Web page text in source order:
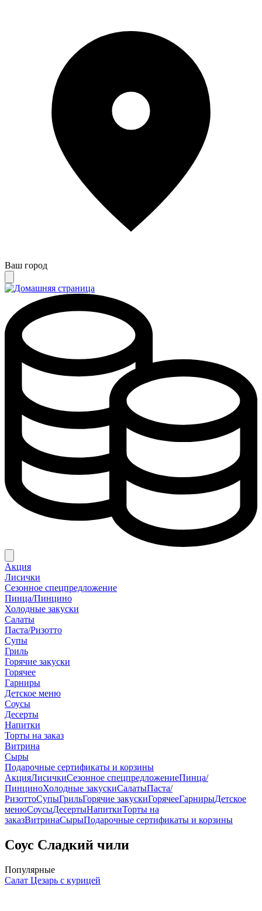
Ваш город
Акция
Лисички
Сезонное спецпредложение
Пинца/Пинцино
Холодные закуски
Салаты
Паста/Ризотто
Супы
Гриль
Горячие закуски
Горячее
Гарниры
Детское меню
Соусы
Десерты
Напитки
Торты на заказ
Витрина
Сыры
Подарочные сертификаты и корзины
АкцияЛисичкиСезонное спецпредложениеПинца/
ПинциноХолодные закускиСалатыПаста/
РизоттоСупыГрильГорячие закускиГорячееГарнирыДетское
менюСоусыДесертыНапиткиТорты на
заказВитринаСырыПодарочные сертификаты и корзины
Соус Cладкий чили
Популярные
Салат Цезарь с курицей